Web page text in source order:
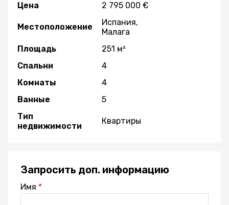
Цена 2 795 000 €
Местоположение
Испания,
Малага
Площадь
251 м²
Спальни
4
Комнаты
4
Ванные
5
Тип
недвижимости
Квартиры
Запросить доп. информацию
Имя